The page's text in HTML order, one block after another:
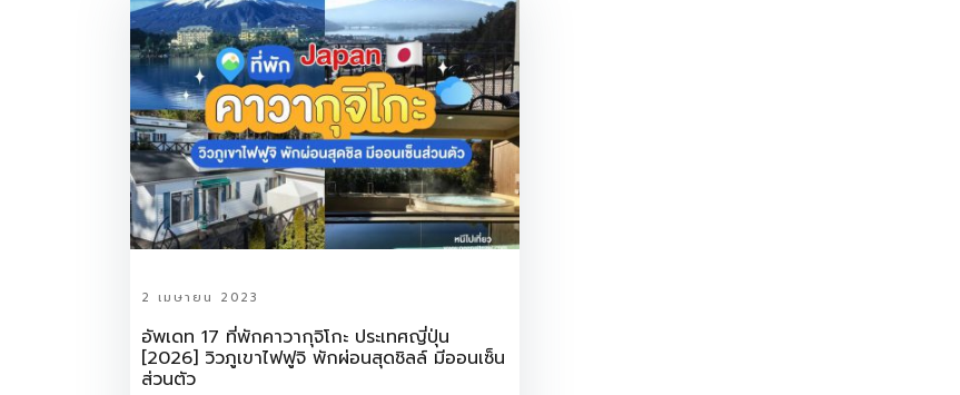
2 เมษายน 2023
อัพเดท 17 ที่พักคาวากุจิโกะ ประเทศญี่ปุ่น
[2026] วิวภูเขาไฟฟูจิ พักผ่อนสุดชิลล์ มีออนเซ็น
ส่วนตัว